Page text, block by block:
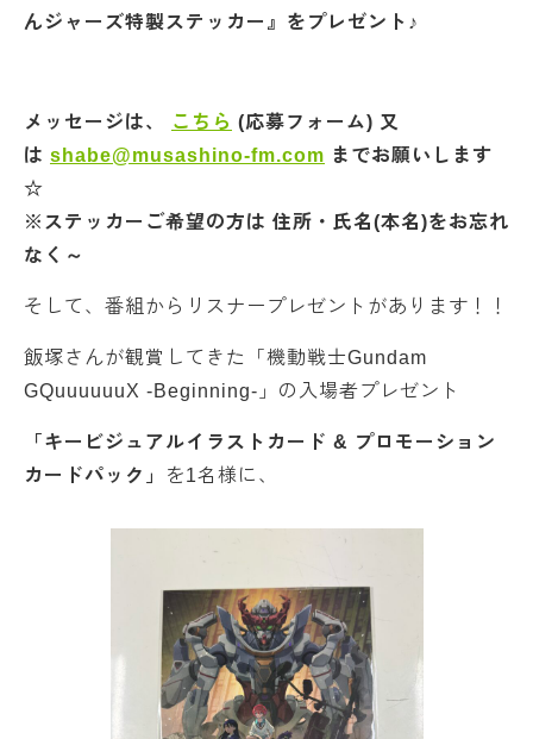
んジャーズ特製ステッカー』をプレゼント♪
メッセージは、 こちら (応募フォーム) 又
は shabe@musashino-fm.com までお願いします
☆
※ステッカーご希望の方は 住所・氏名(本名)をお忘れ
なく～
そして、番組からリスナープレゼントがあります！！
飯塚さんが観賞してきた「機動戦士Gundam
GQuuuuuuX -Beginning-」の入場者プレゼント
「キービジュアルイラストカード & プロモーション
カードパック」
を1名様に、